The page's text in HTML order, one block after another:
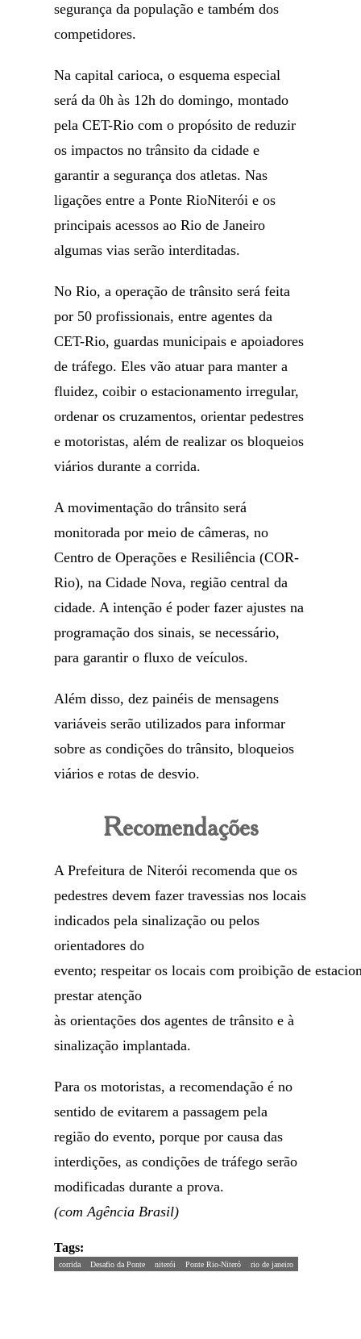
segurança da população e também dos
competidores.
Na capital carioca, o esquema especial
será da 0h às 12h do domingo, montado
pela CET-Rio com o propósito de reduzir
os impactos no trânsito da cidade e
garantir a segurança dos atletas. Nas
ligações entre a Ponte RioNiterói e os
principais acessos ao Rio de Janeiro
algumas vias serão interditadas.
No Rio, a operação de trânsito será feita
por 50 profissionais, entre agentes da
CET-Rio, guardas municipais e apoiadores
de tráfego. Eles vão atuar para manter a
fluidez, coibir o estacionamento irregular,
ordenar os cruzamentos, orientar pedestres
e motoristas, além de realizar os bloqueios
viários durante a corrida.
A movimentação do trânsito será
monitorada por meio de câmeras, no
Centro de Operações e Resiliência (COR-
Rio), na Cidade Nova, região central da
cidade. A intenção é poder fazer ajustes na
programação dos sinais, se necessário,
para garantir o fluxo de veículos.
Além disso, dez painéis de mensagens
variáveis serão utilizados para informar
sobre as condições do trânsito, bloqueios
viários e rotas de desvio.
Recomendações
A Prefeitura de Niterói recomenda que os
pedestres devem fazer travessias nos locais
indicados pela sinalização ou pelos
orientadores do
evento; respeitar os locais com proibição de
prestar atenção
às orientações dos agentes de trânsito e à
sinalização implantada.
Para os motoristas, a recomendação é no
sentido de evitarem a passagem pela
região do evento, porque por causa das
interdições, as condições de tráfego serão
modificadas durante a prova.
(com Agência Brasil)
Tags:
corrida Desafio da Ponte niterói Ponte Rio-Niteró rio de janeiro